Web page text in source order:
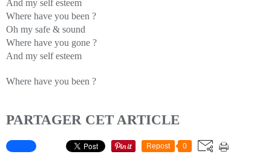
And my self esteem
Where have you been ?
Oh my safe & sound
Where have you gone ?
And my self esteem
Where have you been ?
PARTAGER CET ARTICLE
Repost 0